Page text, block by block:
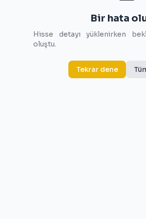
Bir hata
Hisse detayı yüklenirken
oluştu.
Tekrar dene